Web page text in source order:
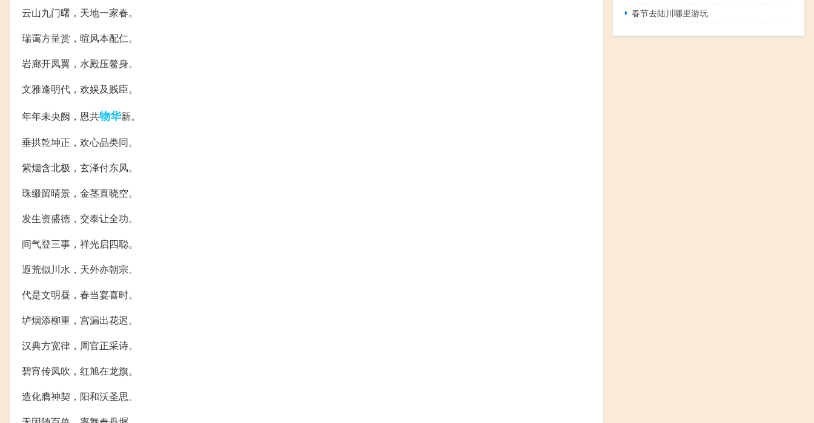
云山九门曙，天地一家春。
瑞霭方呈赏，暄风本配仁。
岩廊开凤翼，水殿压鳌身。
文雅逢明代，欢娱及贱臣。
年年未央阙，恩共物华新。
垂拱乾坤正，欢心品类同。
紫烟含北极，玄泽付东风。
珠缀留晴景，金茎直晓空。
发生资盛德，交泰让全功。
间气登三事，祥光启四聪。
遐荒似川水，天外亦朝宗。
代是文明昼，春当宴喜时。
垆烟添柳重，宫漏出花迟。
汉典方宽律，周官正采诗。
碧宵传凤吹，红旭在龙旗。
造化膺神契，阳和沃圣思。
春节去陆川哪里游玩